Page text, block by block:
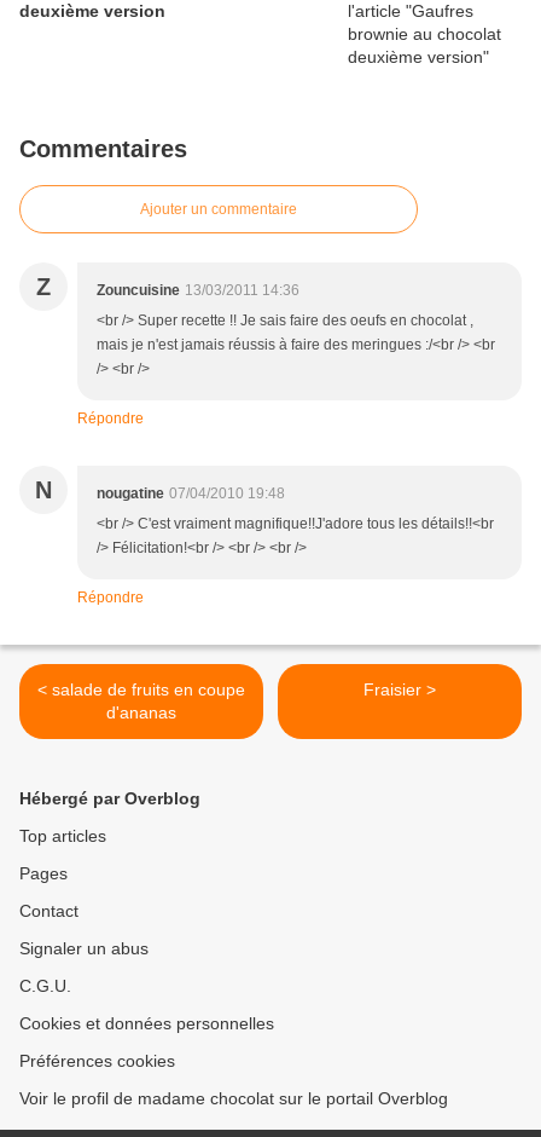
deuxième version
Commentaires
Ajouter un commentaire
Z Zouncuisine 13/03/2011 14:36
<br /> Super recette !! Je sais faire des oeufs en chocolat ,
mais je n'est jamais réussis à faire des meringues :/<br /> <br
/> <br />
Répondre
N nougatine 07/04/2010 19:48
<br /> C'est vraiment magnifique!!J'adore tous les détails!!<br
/> Félicitation!<br /> <br /> <br />
Répondre
< salade de fruits en coupe
d'ananas
Fraisier >
Hébergé par Overblog
Top articles
Pages
Contact
Signaler un abus
C.G.U.
Cookies et données personnelles
Préférences cookies
Voir le profil de madame chocolat sur le portail Overblog